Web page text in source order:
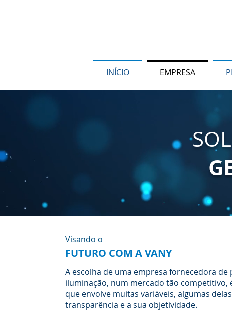
INÍCIO EMPRESA
Visando o
FUTURO COM A VANY
A escolha de uma empresa fornecedora
iluminação, num mercado tão competitivo,
que envolve muitas variáveis, algumas
transparência e a sua objetividade.